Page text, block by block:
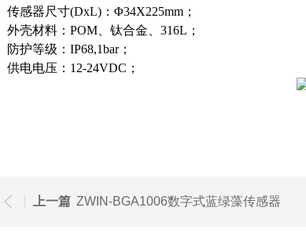
传感器尺寸(DxL)：Φ34X225mm ；
外壳材料： POM、钛合金、316L ；
防护等级：IP68,1bar；
供电电压：12-24VDC；
上一篇 ZWIN-BGA1006数字式蓝绿藻传感器